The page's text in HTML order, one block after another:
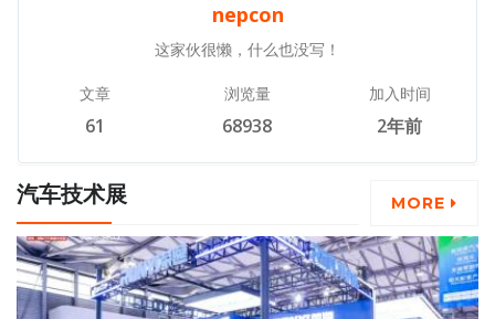
nepcon
这家伙很懒，什么也没写！
文章
61
浏览量
68938
加入时间
2年前
汽车技术展 MORE